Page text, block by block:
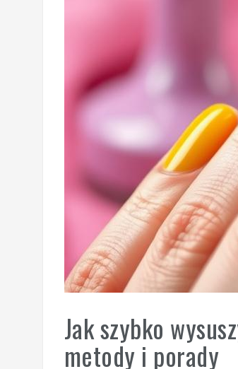
Jak szybko
metody i porady